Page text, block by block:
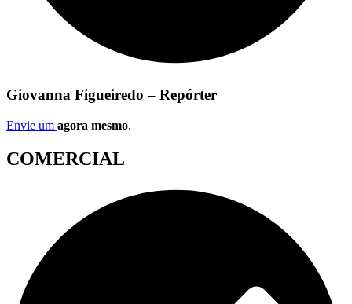
Giovanna Figueiredo – Repórter
Envie um agora mesmo.
COMERCIAL